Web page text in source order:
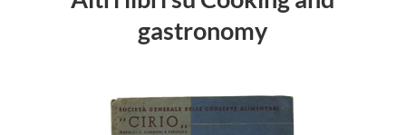
gastronomy